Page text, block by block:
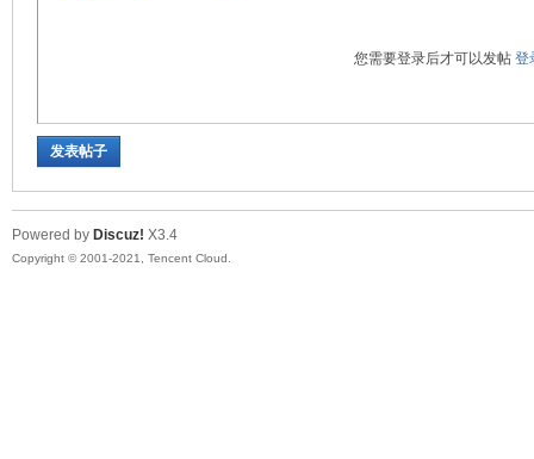
您需要登录后才可以发帖 登
发表帖子
Powered by Discuz! X3.4
Copyright © 2001-2021, Tencent Cloud.